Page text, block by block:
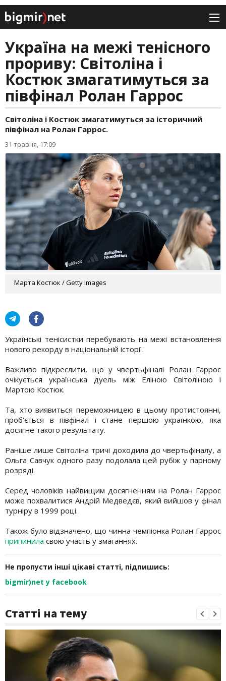
Україна на межі тенісного
прориву: Світоліна і
Костюк змагатимуться за
півфінал Ролан Гаррос
Світоліна і Костюк змагатимуться за історичний
півфінал на Ролан Гаррос.
31 травня, 17:09
Марта Костюк / Getty Images
Українські тенісистки перебувають на межі встановлення
нового рекорду в національній історії.
Важливо підкреслити, що у чвертьфіналі Ролан Гаррос
очікується українська дуель між Еліною Світоліною і
Мартою Костюк.
Та, хто виявиться переможницею в цьому протистоянні,
проб'ється в півфінал і стане першою українкою, яка
досягне такого результату.
Раніше лише Світоліна тричі доходила до чвертьфіналу, а
Ольга Савчук одного разу подолала цей рубіж у парному
розряді.
Серед чоловіків найвищим досягненням на Ролан Гаррос
може похвалитися Андрій Медведєв, який вийшов у фінал
турніру в 1999 році.
Також було відзначено, що чинна чемпіонка Ролан Гаррос
припинила свою участь у змаганнях.
Не пропусти інші цікаві статті, підпишись:
bigmir)net у facebook
Статті на тему